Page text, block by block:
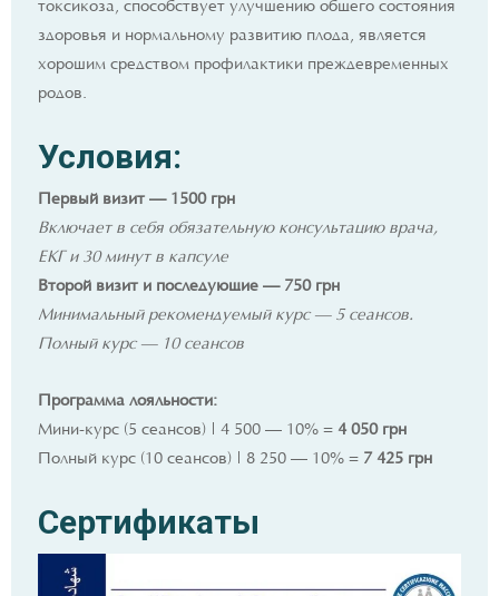
токсикоза, способствует улучшению общего состояния
здоровья и нормальному развитию плода, является
хорошим средством профилактики преждевременных
родов.
Условия:
Первый визит — 1500 грн
Включает в себя обязательную консультацию врача,
ЕКГ и 30 минут в капсуле
Второй визит и последующие — 750 грн
Минимальный рекомендуемый курс — 5 сеансов.
Полный курс — 10 сеансов
Программа лояльности:
Мини-курс (5 сеансов) | 4 500 — 10% = 4 050 грн
Полный курс (10 сеансов) | 8 250 — 10% = 7 425 грн
Сертификаты